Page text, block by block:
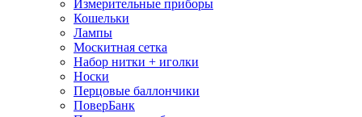
Измерительные приборы
Кошельки
Лампы
Москитная сетка
Набор нитки + иголки
Носки
Перцовые баллончики
ПоверБанк